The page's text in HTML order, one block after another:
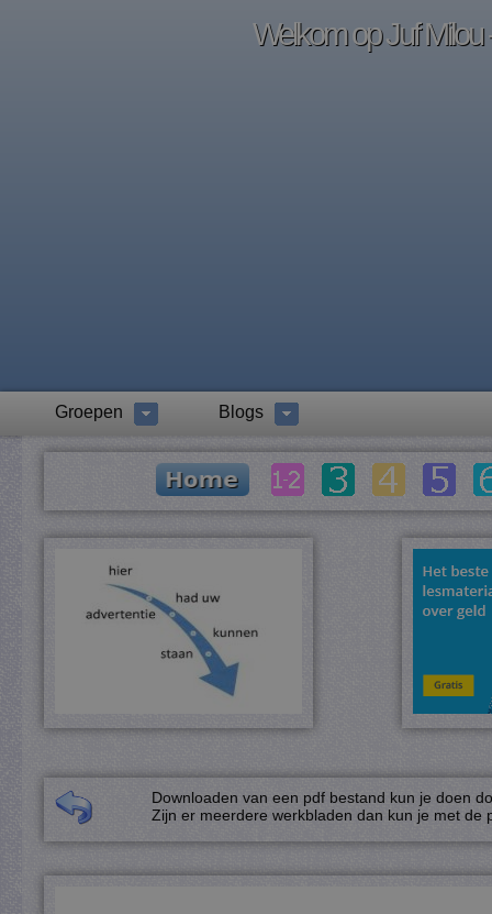
Welkom op Juf Milou
Groepen Blogs
Downloaden van een pdf bestand kun je doen
Zijn er meerdere werkbladen dan kun je met de